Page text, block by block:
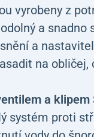
vyrobeny z
a
a
na
a klipem
systém proti